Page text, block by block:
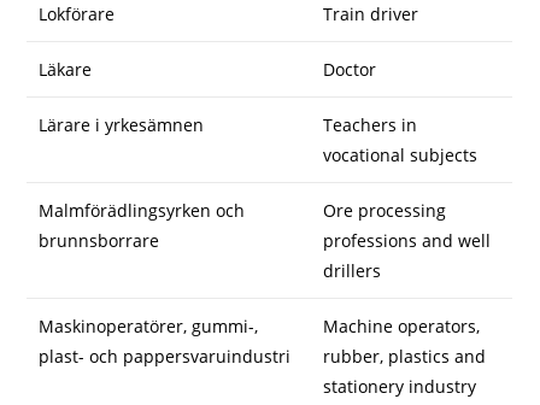
Lokförare Train driver
Läkare Doctor
Lärare i yrkesämnen
Teachers in
vocational subjects
Malmförädlingsyrken och
brunnsborrare
Ore processing
professions and well
drillers
Maskinoperatörer, gummi-,
plast- och pappersvaruindustri
Machine operators,
rubber, plastics and
stationery industry